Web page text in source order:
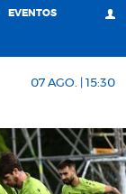
EVENTOS
07 AGO. | 15:30